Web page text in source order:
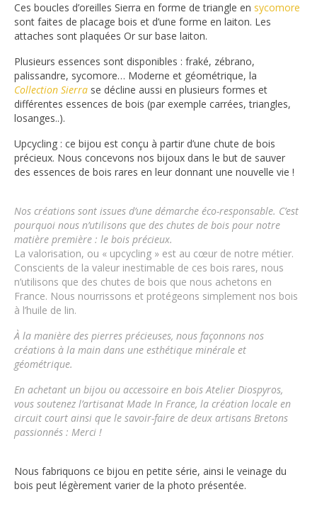
Ces boucles d’oreilles Sierra en forme de triangle en sycomore
sont faites de placage bois et d’une forme en laiton. Les
attaches sont plaquées Or sur base laiton.
Plusieurs essences sont disponibles : fraké, zébrano,
palissandre, sycomore… Moderne et géométrique, la
Collection Sierra se décline aussi en plusieurs formes et
différentes essences de bois (par exemple carrées, triangles,
losanges..).
Upcycling : ce bijou est conçu à partir d’une chute de bois
précieux. Nous concevons nos bijoux dans le but de sauver
des essences de bois rares en leur donnant une nouvelle vie !
Nos créations sont issues d’une démarche éco-responsable. C’est
pourquoi nous n’utilisons que des chutes de bois pour notre
matière première : le bois précieux.
La valorisation, ou « upcycling » est au cœur de notre métier.
Conscients de la valeur inestimable de ces bois rares, nous
n’utilisons que des chutes de bois que nous achetons en
France. Nous nourrissons et protégeons simplement nos bois
à l’huile de lin.
À la manière des pierres précieuses, nous façonnons nos
créations à la main dans une esthétique minérale et
géométrique.
En achetant un bijou ou accessoire en boisAtelier Diospyros,
vous soutenez l’artisanat Made In France, la création locale en
circuit court ainsi que le savoir-faire de deux artisans Bretons
passionnés : Merci !
Nous fabriquons ce bijou en petite série, ainsi le veinage du
bois peut légèrement varier de la photo présentée.